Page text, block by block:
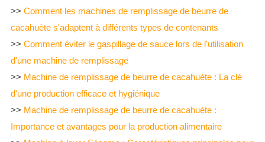
>> Comment les machines de remplissage de beurre de
cacahuète s'adaptent à différents types de contenants
>> Comment éviter le gaspillage de sauce lors de l'utilisation
d'une machine de remplissage
>> Machine de remplissage de beurre de cacahuète : La clé
d'une production efficace et hygiénique
>> Machine de remplissage de beurre de cacahuète :
Importance et avantages pour la production alimentaire